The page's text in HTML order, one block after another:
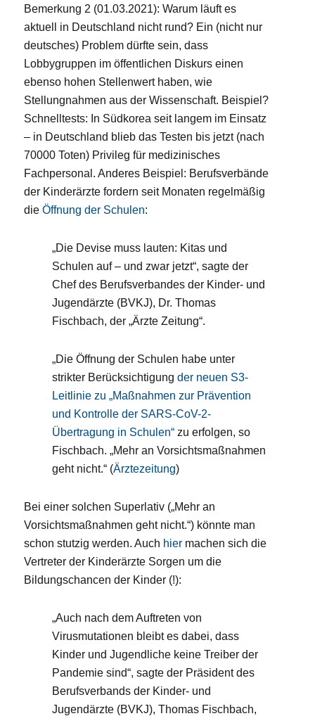
Bemerkung 2 (01.03.2021): Warum läuft es
aktuell in Deutschland nicht rund? Ein (nicht nur
deutsches) Problem dürfte sein, dass
Lobbygruppen im öffentlichen Diskurs einen
ebenso hohen Stellenwert haben, wie
Stellungnahmen aus der Wissenschaft. Beispiel?
Schnelltests: In Südkorea seit langem im Einsatz
– in Deutschland blieb das Testen bis jetzt (nach
70000 Toten) Privileg für medizinisches
Fachpersonal. Anderes Beispiel: Berufsverbände
der Kinderärzte fordern seit Monaten regelmäßig
dieÖffnung der Schulen:
„Die Devise muss lauten: Kitas und
Schulen auf – und zwar jetzt“, sagte der
Chef des Berufsverbandes der Kinder- und
Jugendärzte (BVKJ), Dr. Thomas
Fischbach, der „Ärzte Zeitung“.
„Die Öffnung der Schulen habe unter
strikter Berücksichtigungder neuen S3-
Leitlinie zu „Maßnahmen zur Prävention
und Kontrolle der SARS-CoV-2-
Übertragung in Schulen“ zu erfolgen, so
Fischbach. „Mehr an Vorsichtsmaßnahmen
geht nicht.“ (Ärztezeitung)
Bei einer solchen Superlativ („Mehr an
Vorsichtsmaßnahmen geht nicht.“) könnte man
schon stutzig werden. Auch hier machen sich die
Vertreter der Kinderärzte Sorgen um die
Bildungschancen der Kinder (!):
„Auch nach dem Auftreten von
Virusmutationen bleibt es dabei, dass
Kinder und Jugendliche keine Treiber der
Pandemie sind“, sagte der Präsident des
Berufsverbands der Kinder- und
Jugendärzte (BVKJ), Thomas Fischbach,